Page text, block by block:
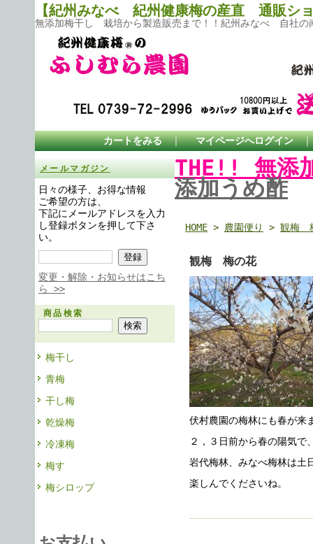
【紀州みなべ 紀州健康梅の産直 通販シ
無添加梅干し 栽培から製造販売まで！！紀州みなべ 自社
カートをみる ｜ マイページへログイン
メールマガジン
日々の様子、お得な情報
ご希望の方は、
下記にメールアドレスを入力
し登録ボタンを押して下さ
い。
変更・解除・お知らせはこち
ら >>
商品検索
梅干し
青梅
干し梅
乾燥梅
冷凍梅
梅す
梅シロップ
THE!! 無添
添加うめ酢
HOME > 農園便り > 観梅
観梅 梅の花
伏村農園の梅林にも春が来
２，３日前から春の陽気で
岩代梅林、みなべ梅林は土
楽しんでくださいね。